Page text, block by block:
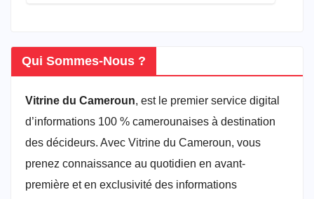
Qui Sommes-Nous ?
Vitrine du Cameroun, est le premier service digital
d’informations 100 % camerounaises à destination
des décideurs. Avec Vitrine du Cameroun, vous
prenez connaissance au quotidien en avant-
première et en exclusivité des informations